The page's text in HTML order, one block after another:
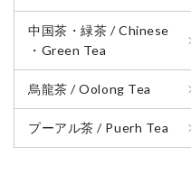
中国茶・緑茶 / Chinese
・Green Tea
烏龍茶 / Oolong Tea
プーアル茶 / Puerh Tea